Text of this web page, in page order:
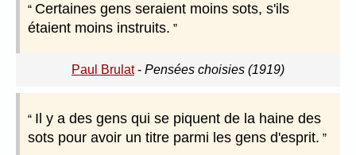
Certaines gens seraient moins sots, s'ils
étaient moins instruits.
Paul Brulat- Pensées choisies (1919)
Il y a des gens qui se piquent de la haine des
sots pour avoir un titre parmi les gens d'esprit.